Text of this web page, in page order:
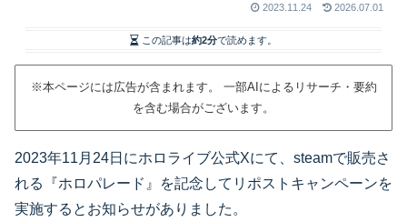
2023.11.24 2026.07.01
この記事は約2分で読めます。
※本ページには広告が含まれます。 一部AIによるリサーチ・要約
を含む場合がございます。
2023年11月24日にホロライブ公式Xにて、steamで販売さ
れる『ホロパレード』を記念してリポストキャンペーンを
実施するとお知らせがありました。